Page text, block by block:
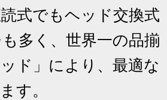
式でもヘッド交換式
多く、世界一の品揃
ド」により、最適な
す。